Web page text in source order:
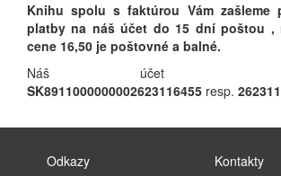
Knihu spolu s faktúrou Vám zašleme
platby na náš účet do 15 dní poštou ,
cene 16,50 je poštovné a balné.
Náš
SK8911000000002623116455 resp.
Odkazy Kontakty